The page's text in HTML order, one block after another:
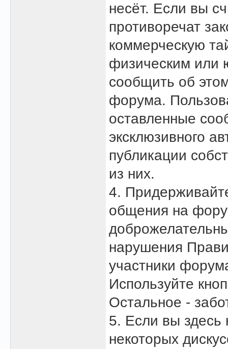
несёт. Если вы
противоречат
коммерческую
физическим или
сообщить об
форума.
оставленные
эксклюзивного
публикации
из них.
4.
общения на
нарушения
участники
Используйте
Остальное -
5. Если вы здесь
некоторых